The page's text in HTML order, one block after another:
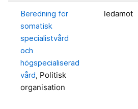
Beredning för
somatisk
specialistvård
och
högspecialiserad
vård, Politisk
organisation
ledamot